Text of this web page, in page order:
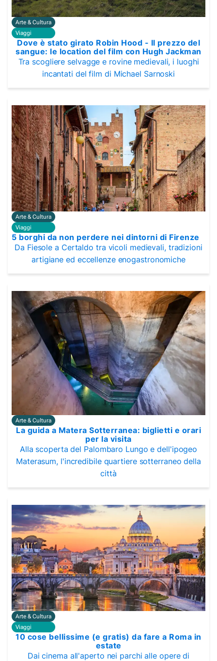
Arte & Cultura
Viaggi
Dove è stato girato Robin Hood - Il prezzo del
sangue: le location del film con Hugh Jackman
Tra scogliere selvagge e rovine medievali, i luoghi
incantati del film di Michael Sarnoski
Arte & Cultura
Viaggi
5 borghi da non perdere nei dintorni di Firenze
Da Fiesole a Certaldo tra vicoli medievali, tradizioni
artigiane ed eccellenze enogastronomiche
Arte & Cultura
La guida a Matera Sotterranea: biglietti e orari
per la visita
Alla scoperta del Palombaro Lungo e dell'ipogeo
Materasum, l'incredibile quartiere sotterraneo della
città
Arte & Cultura
Viaggi
10 cose bellissime (e gratis) da fare a Roma in
estate
Dai cinema all'aperto nei parchi alle opere di